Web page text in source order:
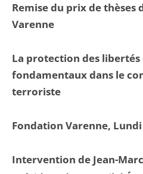
Remise du prix de thèses
Varenne
La protection des
fondamentaux dans le
terroriste
Fondation Varenne,
Intervention de Jean-